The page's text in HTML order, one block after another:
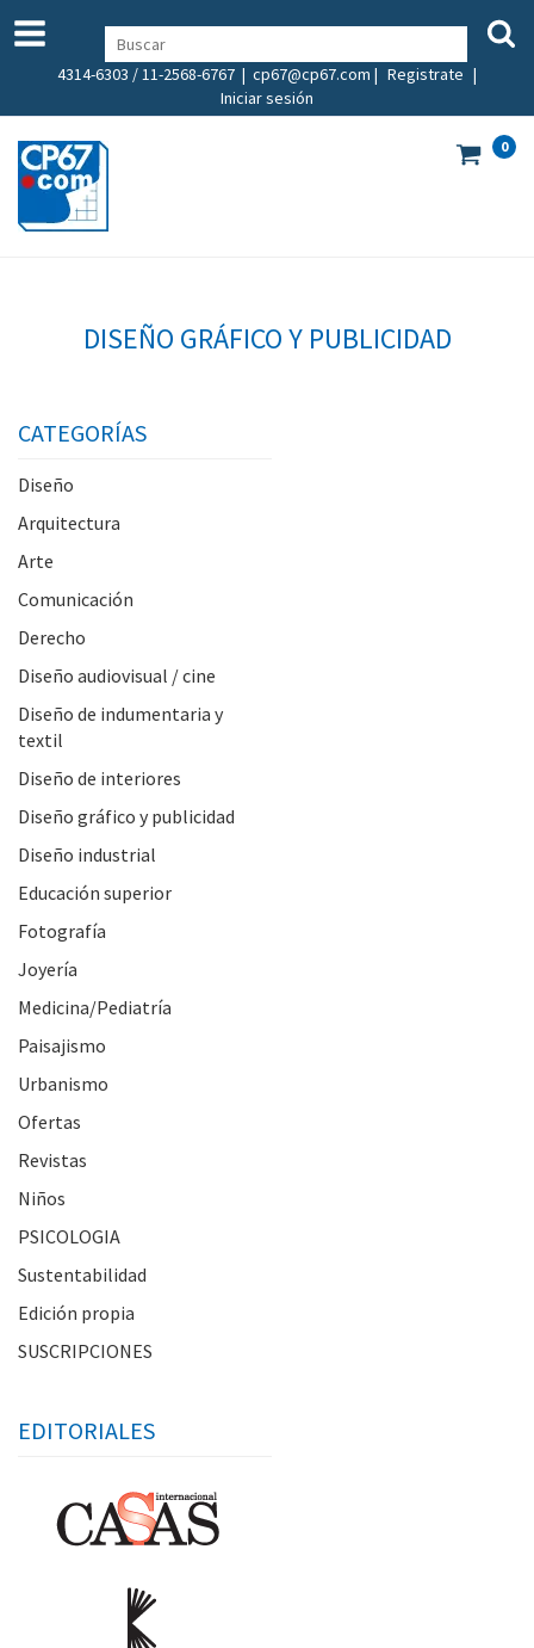
4314-6303 / 11-2568-6767 | cp67@cp67.com | Registrate |
Iniciar sesión
0
DISEÑO GRÁFICO Y PUBLICIDAD
CATEGORÍAS
Diseño
Arquitectura
Arte
Comunicación
Derecho
Diseño audiovisual / cine
Diseño de indumentaria y
textil
Diseño de interiores
Diseño gráfico y publicidad
Diseño industrial
Educación superior
Fotografía
Joyería
Medicina/Pediatría
Paisajismo
Urbanismo
Ofertas
Revistas
Niños
PSICOLOGIA
Sustentabilidad
Edición propia
SUSCRIPCIONES
EDITORIALES